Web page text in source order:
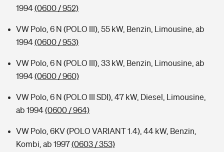
1994(0600 / 952)
VW Polo, 6 N (POLO III), 55 kW, Benzin, Limousine, ab
1994(0600 / 953)
VW Polo, 6 N (POLO III), 33 kW, Benzin, Limousine, ab
1994(0600 / 960)
VW Polo, 6 N (POLO III SDI), 47 kW, Diesel, Limousine,
ab 1994(0600 / 964)
VW Polo, 6KV (POLO VARIANT 1.4), 44 kW, Benzin,
Kombi, ab 1997(0603 / 353)